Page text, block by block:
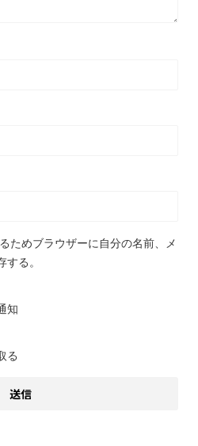
ためブラウザーに自分の名前、メ
る。
知
る